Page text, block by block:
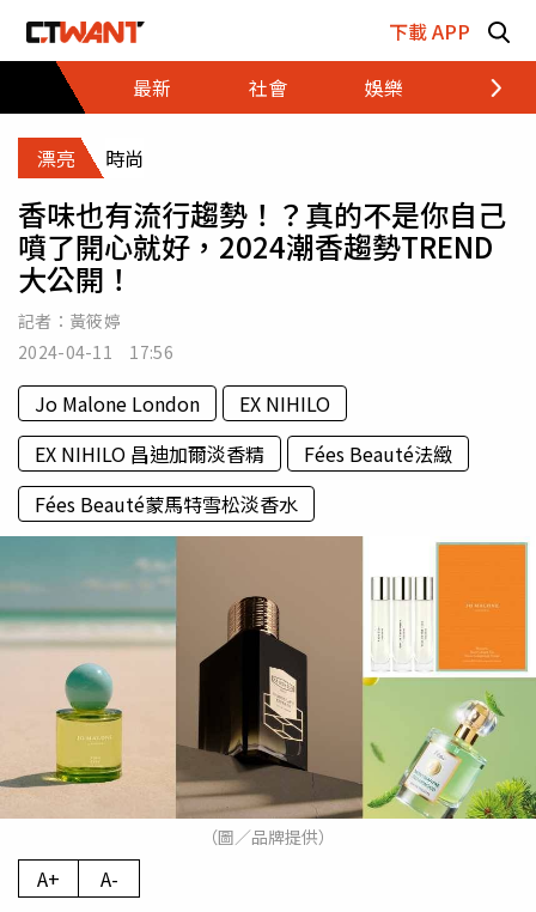
下載 APP
最新
社會 娛樂 財經
漂亮 時尚
香味也有流行趨勢！？真的不是你自己
噴了開心就好，2024潮香趨勢TREND
大公開！
記者： 黃筱婷
2024-04-11 17:56
Jo Malone London
EX NIHILO
EX NIHILO 昌迪加爾淡香精
Fées Beauté法緻
Fées Beauté蒙馬特雪松淡香水
（圖／品牌提供）
A+ A-